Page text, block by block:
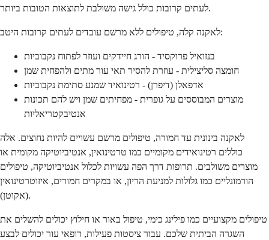
לעתים קרובות כולל גישה משולבת לתוצאות הטובות ביותר.
לאקנה קלה, טיפולים ללא מרשם עובדים לעתים קרובות היטב:
בנזואיל פרוקסיד - הורג חיידקים ועוזר לפתוח נקבוביות
חומצה סליצילית - עוזרת להסיר תאי עור מתים ולהפחית שמן
אדפאלן (דיפרן) - רטינואיד שמנע סתימת נקבוביות
מוצרים המבוססים על גופרית - מפחיתים שמן ויש להם תכונות
אנטיבקטריאליות
לאקנה בינונית עד חמורה, טיפולים מרשם עשויים להיות נחוצים. אלה
כוללים רטינואידים מקומיים כמו טרטינואין, אנטיביוטיקה מקומית או
מוצרים משולבים. תרופות דרך הפה עשויות לכלול אנטיביוטיקה, טיפולים
הורמונליים כמו גלולות למניעת הריון, או במקרים חמורים, איזוטרטינואין
(אקוטן).
טיפולים מקצועיים כמו פילינג כימי, טיפול באור או חילוץ יכולים להשלים את
השגרה הביתית שלכם. עבור ציסטות פעילות, רופאי עור יכולים לבצע